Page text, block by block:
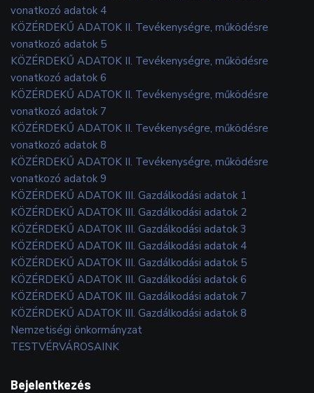
vonatkozó adatok 4
KÖZÉRDEKŰ ADATOK II. Tevékenységre, működésre
vonatkozó adatok 5
KÖZÉRDEKŰ ADATOK II. Tevékenységre, működésre
vonatkozó adatok 6
KÖZÉRDEKŰ ADATOK II. Tevékenységre, működésre
vonatkozó adatok 7
KÖZÉRDEKŰ ADATOK II. Tevékenységre, működésre
vonatkozó adatok 8
KÖZÉRDEKŰ ADATOK II. Tevékenységre, működésre
vonatkozó adatok 9
KÖZÉRDEKŰ ADATOK III. Gazdálkodási adatok 1
KÖZÉRDEKŰ ADATOK III. Gazdálkodási adatok 2
KÖZÉRDEKŰ ADATOK III. Gazdálkodási adatok 3
KÖZÉRDEKŰ ADATOK III. Gazdálkodási adatok 4
KÖZÉRDEKŰ ADATOK III. Gazdálkodási adatok 5
KÖZÉRDEKŰ ADATOK III. Gazdálkodási adatok 6
KÖZÉRDEKŰ ADATOK III. Gazdálkodási adatok 7
KÖZÉRDEKŰ ADATOK III. Gazdálkodási adatok 8
Nemzetiségi önkormányzat
TESTVÉRVÁROSAINK
Bejelentkezés